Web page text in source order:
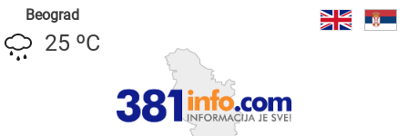
Beograd
25 ºC